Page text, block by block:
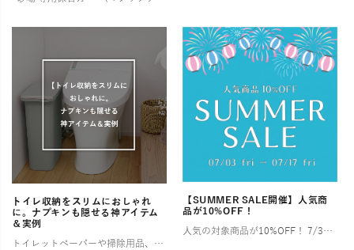
トイレ収納をスリムにおしゃれ
に。ナプキンも隠せる神アイテム
＆実例
トイレットペーパーや掃除用品、サニタリー用品など、とかく物が多くなりがちなトイレ空間は、「狭い」「生活感が出てしまう」といったお悩みを抱える方が少なくありません。 特に小さなお子様がいるご家庭では、おむつやその処理に関わ […]
【SUMMER SALE開催】人気商
品が10%OFF！
人気の対象商品が10%OFF！ 7/3〜7/17の2週間限定！ お部屋やアウトドアで快適な夏を過ごすために特別セールを開催します！ お得なこの機会にぜひチェックしてみてくださいね🎶 ゴミ箱（ダストボックス） […]